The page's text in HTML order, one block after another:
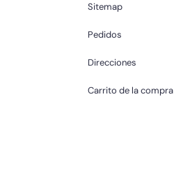
Sitemap
Pedidos
Direcciones
Carrito de la compra